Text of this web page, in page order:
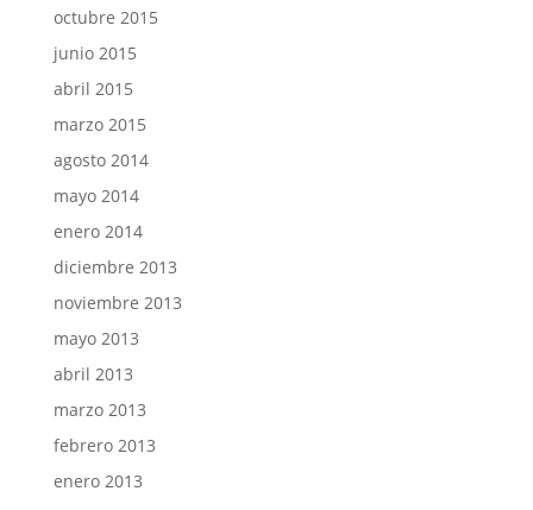
octubre 2015
junio 2015
abril 2015
marzo 2015
agosto 2014
mayo 2014
enero 2014
diciembre 2013
noviembre 2013
mayo 2013
abril 2013
marzo 2013
febrero 2013
enero 2013